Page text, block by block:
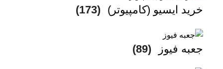
خرید ایسیو (کامپیوتر) (173)
جعبه فیوز (89)